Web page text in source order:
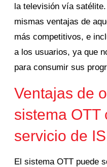
la televisión vía
mismas ventajas de
más competitivos, e
a los usuarios, ya que
para consumir sus
Ventajas de
sistema OTT
servicio de
El sistema OTT puede